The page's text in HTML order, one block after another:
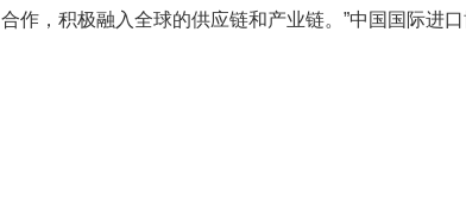
合作，积极融入全球的供应链和产业链。”中国国际进